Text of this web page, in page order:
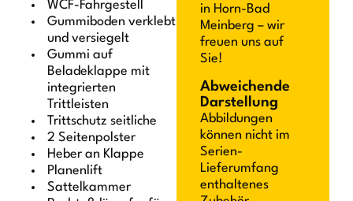
WCF-Fahrgestell
Gummiboden verklebt
und versiegelt
Gummi auf
Beladeklappe mit
integrierten
Trittleisten
Trittschutz seitliche
2 Seitenpolster
Heber an Klappe
Planenlift
Sattelkammer
in Horn-Bad
Meinberg – wir
freuen uns auf
Sie!
Abweichende
Darstellung
Abbildungen
können nicht im
Serien-
Lieferumfang
enthaltenes